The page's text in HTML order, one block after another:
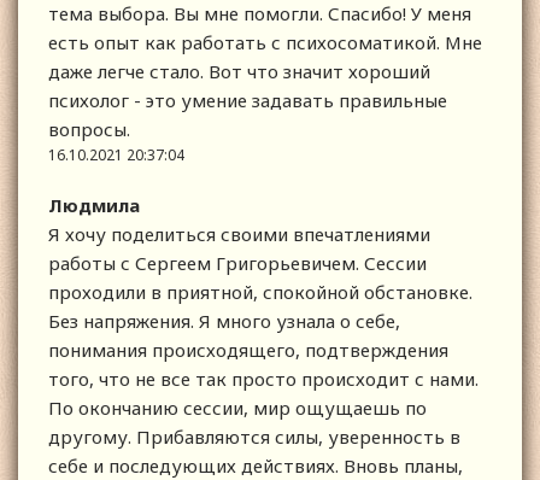
тема выбора. Вы мне помогли. Спасибо! У меня
есть опыт как работать с психосоматикой. Мне
даже легче стало. Вот что значит хороший
психолог - это умение задавать правильные
вопросы.
16.10.2021 20:37:04
Людмила
Я хочу поделиться своими впечатлениями
работы с Сергеем Григорьевичем. Сессии
проходили в приятной, спокойной обстановке.
Без напряжения. Я много узнала о себе,
понимания происходящего, подтверждения
того, что не все так просто происходит с нами.
По окончанию сессии, мир ощущаешь по
другому. Прибавляются силы, уверенность в
себе и последующих действиях. Вновь планы,